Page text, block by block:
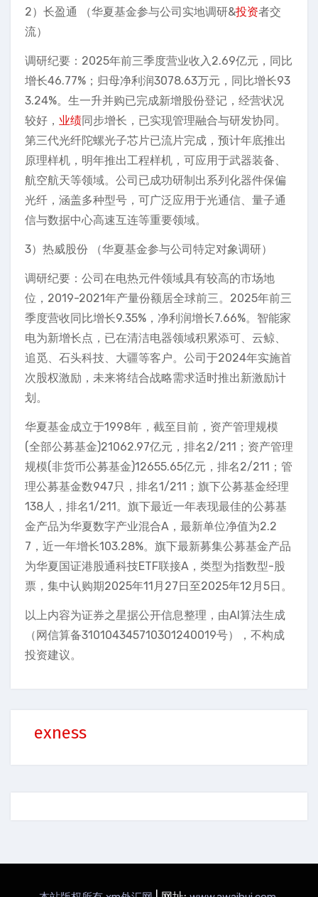
2）长盈通 （华夏基金参与公司实地调研&投资者交
流）
调研纪要：2025年前三季度营业收入2.69亿元，同比
增长46.77%；归母净利润3078.63万元，同比增长93
3.24%。生一升并购已完成新增股份登记，经营状况
较好， 业绩同步增长，已实现管理融合与研发协同。
第三代光纤陀螺光子芯片已流片完成，预计年底推出
原理样机，明年推出工程样机，可应用于武器装备、
航空航天等领域。公司已成功研制出系列化器件保偏
光纤，涵盖多种型号，可广泛应用于光通信、量子通
信与数据中心高速互连等重要领域。
3）热威股份 （华夏基金参与公司特定对象调研）
调研纪要：公司在电热元件领域具有较高的市场地
位，2019-2021年产量份额居全球前三。2025年前三
季度营收同比增长9.35%，净利润增长7.66%。智能家
电为新增长点，已在清洁电器领域积累添可、云鲸、
追觅、石头科技、大疆等客户。公司于2024年实施首
次股权激励，未来将结合战略需求适时推出新激励计
划。
华夏基金成立于1998年，截至目前，资产管理规模
(全部公募基金)21062.97亿元，排名2/211；资产管理
规模(非货币公募基金)12655.65亿元，排名2/211；管
理公募基金数947只，排名1/211；旗下公募基金经理
138人，排名1/211。旗下最近一年表现最佳的公募基
金产品为华夏数字产业混合A，最新单位净值为2.2
7，近一年增长103.28%。旗下最新募集公募基金产品
为华夏国证港股通科技ETF联接A，类型为指数型-股
票，集中认购期2025年11月27日至2025年12月5日。
以上内容为证券之星据公开信息整理，由AI算法生成
（网信算备310104345710301240019号），不构成
投资建议。
exness